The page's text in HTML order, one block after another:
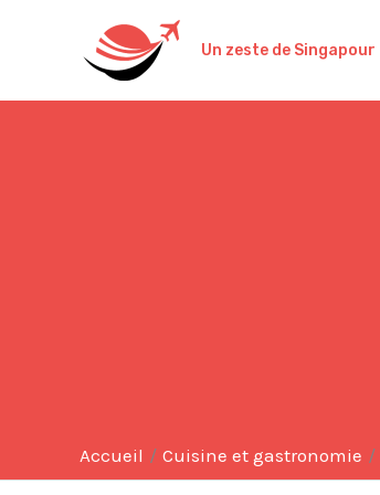
Un zeste de Singapour
Accueil Cuisine et gastronomie